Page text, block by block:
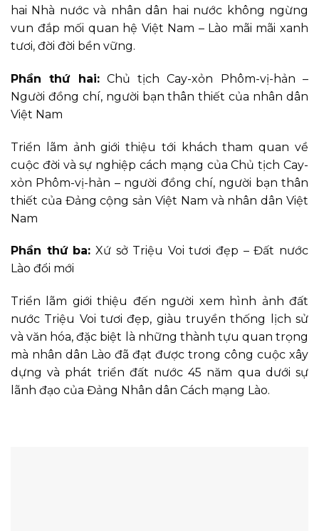
hai Nhà nước và nhân dân hai nước không ngừng
vun đắp mối quan hệ Việt Nam – Lào mãi mãi xanh
tươi, đời đời bền vững.
Phần thứ hai:Chủ tịch Cay-xỏn Phôm-vị-hản –
Người đồng chí, người bạn thân thiết của nhân dân
Việt Nam
Triển lãm ảnh giới thiệu tới khách tham quan về
cuộc đời và sự nghiệp cách mạng của Chủ tịch Cay-
xỏn Phôm-vị-hản – người đồng chí, người bạn thân
thiết của Đảng cộng sản Việt Nam và nhân dân Việt
Nam
Phần thứ ba: Xứ sở Triệu Voi tươi đẹp – Đất nước
Lào đổi mới
Triển lãm giới thiệu đến người xem hình ảnh đất
nước Triệu Voi tươi đẹp, giàu truyền thống lịch sử
và văn hóa, đặc biệt là những thành tựu quan trọng
mà nhân dân Lào đã đạt được trong công cuộc xây
dựng và phát triển đất nước 45 năm qua dưới sự
lãnh đạo của Đảng Nhân dân Cách mạng Lào.